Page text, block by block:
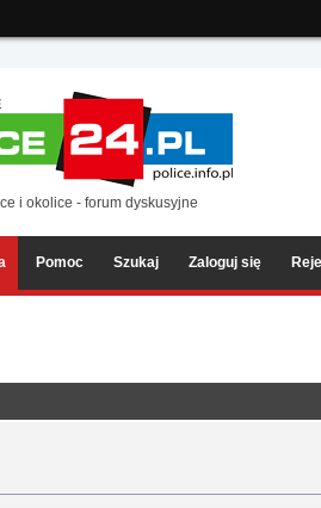
i okolice - forum dyskusyjne
Pomoc Szukaj Zaloguj się